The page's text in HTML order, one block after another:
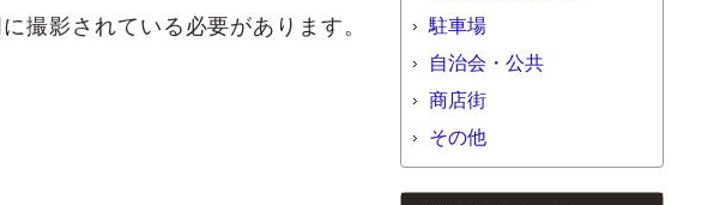
撮影されている必要があります。
駐車場
自治会・公共
商店街
その他